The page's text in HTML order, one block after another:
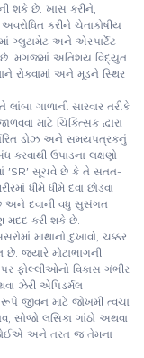
શકે છે. ખાસ કરીને,
કરીને ચેતાકોષીય
ગ્લુટામેટ અને એસ્પાર્ટેટ
છે. મગજમાં અતિશય વિદ્યુત
રોકવામાં અને મૂડને સ્થિર
ગાળાની સારવાર તરીકે
માટે ચિકિત્સક દ્વારા
ડોઝ અને સમયપત્રકનું
ઉપાડના લક્ષણો
'SR' સૂચવે છે કે તે સતત-
ધીમે ધીમે દવા છોડવા
અને દવાની વધુ સુસંગત
મદદ કરી શકે છે.
માથાનો દુખાવો, ચક્કર
જ્યારે મોટાભાગની
ફોલ્લીઓનો વિકાસ ગંભીર
ઝેરી એપિડર્મલ
જીવન માટે જોખમી ત્વચા
સોજો લસિકા ગાંઠો અથવા
જોઈએ અને તરત જ તેમના